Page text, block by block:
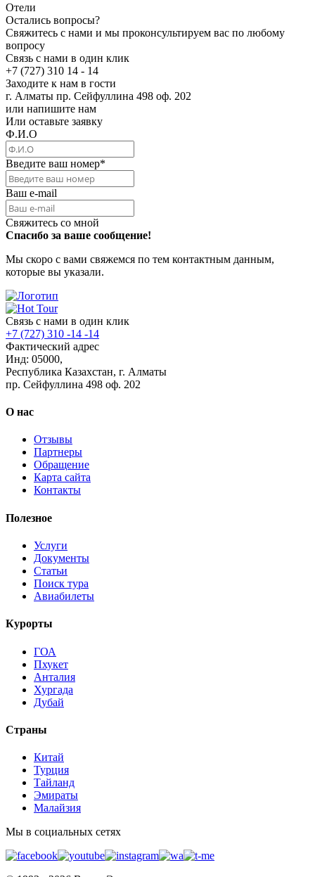
Отели
Остались вопросы?
Свяжитесь с нами и мы проконсультируем вас по любому
вопросу
Связь с нами в один клик
+7 (727) 310 14 - 14
Заходите к нам в гости
г. Алматы пр. Сейфуллина 498 оф. 202
или напишите нам
Или оставьте заявку
Ф.И.О
Введите ваш номер*
Ваш e-mail
Свяжитесь со мной
Спасибо за ваше сообщение!
Мы скоро с вами свяжемся по тем контактным данным,
которые вы указали.
Связь с нами в один клик
+7 (727) 310 -14 -14
Фактический адрес
Инд: 05000,
Республика Казахстан, г. Алматы
пр. Сейфуллина 498 оф. 202
О нас
Отзывы
Партнеры
Обращение
Карта сайта
Контакты
Полезное
Услуги
Документы
Статьи
Поиск тура
Авиабилеты
Курорты
ГОА
Пхукет
Анталия
Хургада
Дубай
Страны
Китай
Турция
Тайланд
Эмираты
Малайзия
Мы в социальных сетях